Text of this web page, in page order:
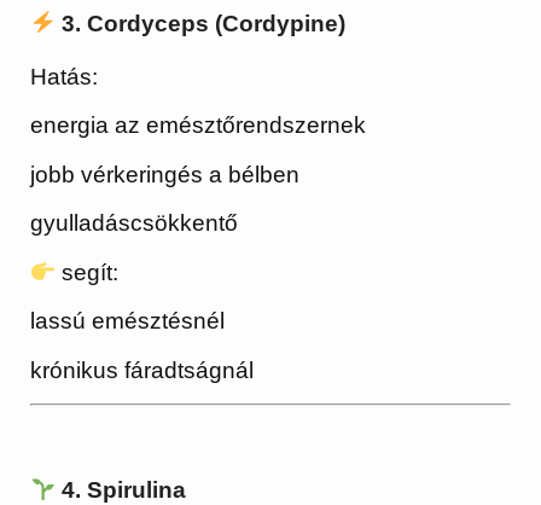
3. Cordyceps (Cordypine)
Hatás:
energia az emésztőrendszernek
jobb vérkeringés a bélben
gyulladáscsökkentő
segít:
lassú emésztésnél
krónikus fáradtságnál
4. Spirulina